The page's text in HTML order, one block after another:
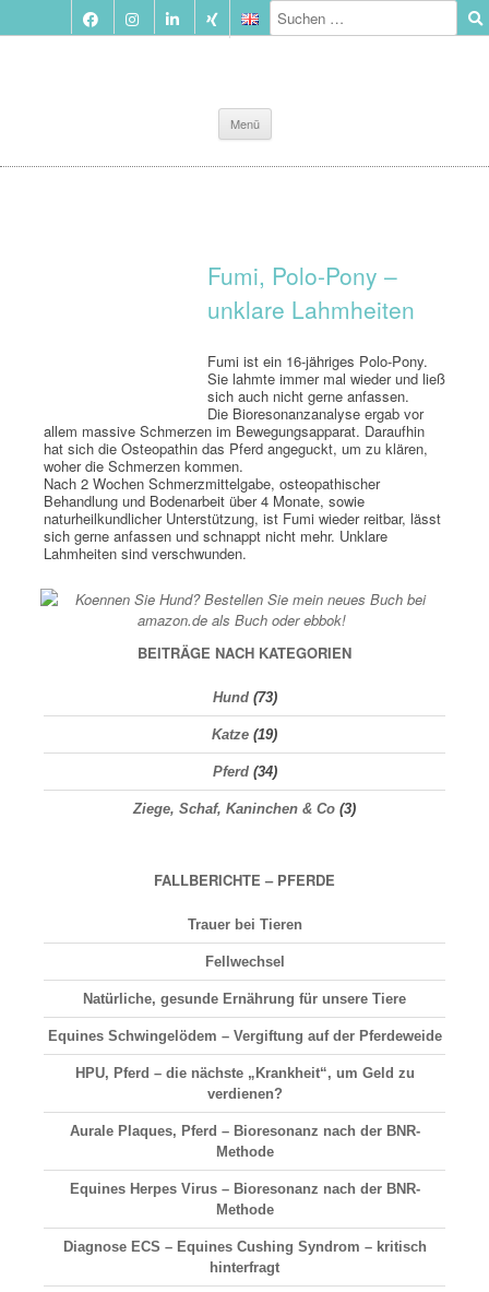
Menü
Inhalt
springen
Fumi, Polo-Pony –
unklare Lahmheiten
Fumi ist ein 16-jähriges Polo-Pony.
Sie lahmte immer mal wieder und ließ
sich auch nicht gerne anfassen.
Die Bioresonanzanalyse ergab vor
allem massive Schmerzen im Bewegungsapparat. Daraufhin
hat sich die Osteopathin das Pferd angeguckt, um zu klären,
woher die Schmerzen kommen.
Nach 2 Wochen Schmerzmittelgabe, osteopathischer
Behandlung und Bodenarbeit über 4 Monate, sowie
naturheilkundlicher Unterstützung, ist Fumi wieder reitbar, lässt
sich gerne anfassen und schnappt nicht mehr. Unklare
Lahmheiten sind verschwunden.
BEITRÄGE NACH KATEGORIEN
Hund(73)
Katze (19)
Pferd(34)
Ziege, Schaf, Kaninchen & Co (3)
FALLBERICHTE – PFERDE
Trauer bei Tieren
Fellwechsel
Natürliche, gesunde Ernährung für unsere Tiere
Equines Schwingelödem – Vergiftung auf der Pferdeweide
HPU, Pferd – die nächste „Krankheit“, um Geld zu
verdienen?
Aurale Plaques, Pferd – Bioresonanz nach der BNR-
Methode
Equines Herpes Virus – Bioresonanz nach der BNR-
Methode
Diagnose ECS – Equines Cushing Syndrom – kritisch
hinterfragt